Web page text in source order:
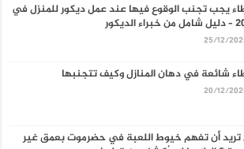
يجب تجنب الوقوع فيها عند عمل ديكور للمنزل في
25/12/
شائعة في دهان المنازل وكيف تتجنبها
20/12/
أن تفهم خيوط اللعبة في حضرموت بعمق غير